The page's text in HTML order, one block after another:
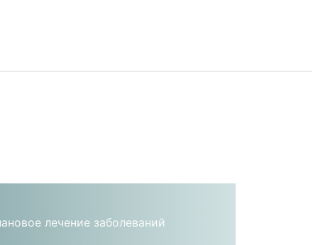
лечение заболеваний